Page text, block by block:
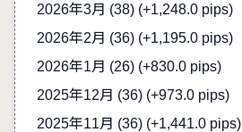
2026年3月 (38) (+1,248.0 pips)
2026年2月 (36) (+1,195.0 pips)
2026年1月 (26) (+830.0 pips)
2025年12月 (36) (+973.0 pips)
2025年11月 (36) (+1,441.0 pips)